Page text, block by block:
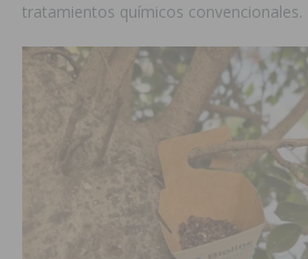
tratamientos químicos convencionales.